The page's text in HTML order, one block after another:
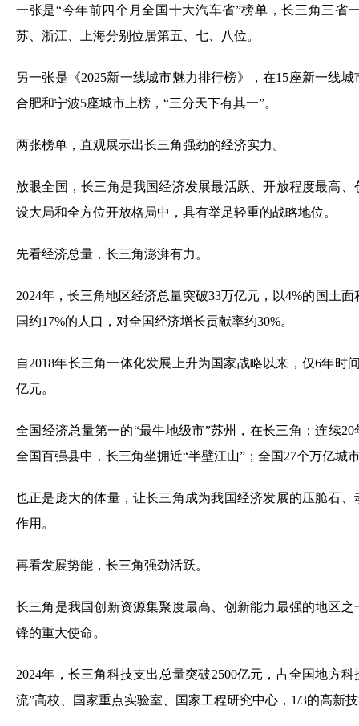
一张是“今年前四个月全国十大汽车省”榜单，长三角三省
苏、浙江、上海分别位居第五、七、八位。
另一张是《2025新一线城市魅力排行榜》，在15座新一线
合肥和宁波5座城市上榜，“三分天下有其一”。
两张榜单，直观展示出长三角强劲的经济实力。
放眼全国，长三角是我国经济发展最活跃、开放程度最高
设大局和全方位开放格局中，具有举足轻重的战略地位。
先看经济总量，长三角澎湃有力。
2024年，长三角地区经济总量突破33万亿元，以4%的国土
国约17%的人口，对全国经济增长贡献率约30%。
自2018年长三角一体化发展上升为国家战略以来，仅6年时
亿元。
全国经济总量第一的“最牛地级市”苏州，在长三角；连续
全国百强县中，长三角坐拥近“半壁江山”；全国27个万亿城
也正是庞大的体量，让长三角成为我国经济发展的压舱石
作用。
再看发展势能，长三角强劲活跃。
长三角是我国创新资源集聚度最高、创新能力最强的地区
锋的重大使命。
2024年，长三角科技支出总量突破2500亿元，占全国地方
流”高校、国家重点实验室、国家工程研究中心，1/3的高新